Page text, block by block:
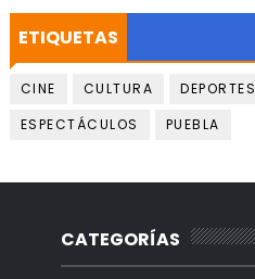
ETIQUETAS
CINE CULTURA DEPORTES
ESPECTÁCULOS
PUEBLA
CATEGORÍAS